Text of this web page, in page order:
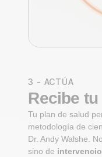
3 - ACTÚA
Recibe
Tu plan de salud
metodología de
Dr. Andy Walshe.
sino de